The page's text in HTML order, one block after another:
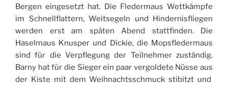
Bergen eingesetzt hat. Die Fledermaus Wettkämpfe
im Schnellflattern, Weitsegeln und Hindernisfliegen
werden erst am späten Abend stattfinden. Die
Haselmaus Knusper und Dickie, die Mopsfledermaus
sind für die Verpflegung der Teilnehmer zuständig.
Barny hat für die Sieger ein paar vergoldete Nüsse aus
der Kiste mit dem Weihnachtsschmuck stibitzt und